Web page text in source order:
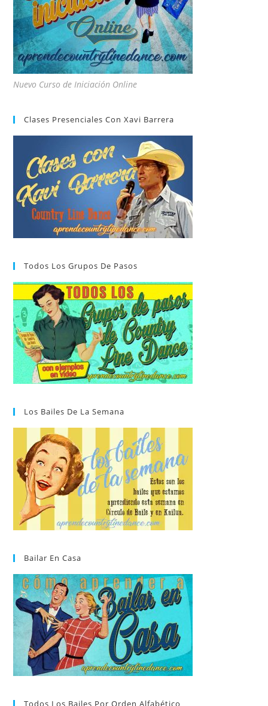
Nuevo Curso de Iniciación Online
Clases Presenciales Con Xavi Barrera
Todos Los Grupos De Pasos
Los Bailes De La Semana
Bailar En Casa
Todos Los Bailes Por Orden Alfabético